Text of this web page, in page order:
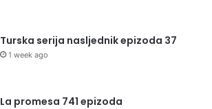
Turska serija nasljednik epizoda 37
1 week ago
La promesa 741 epizoda